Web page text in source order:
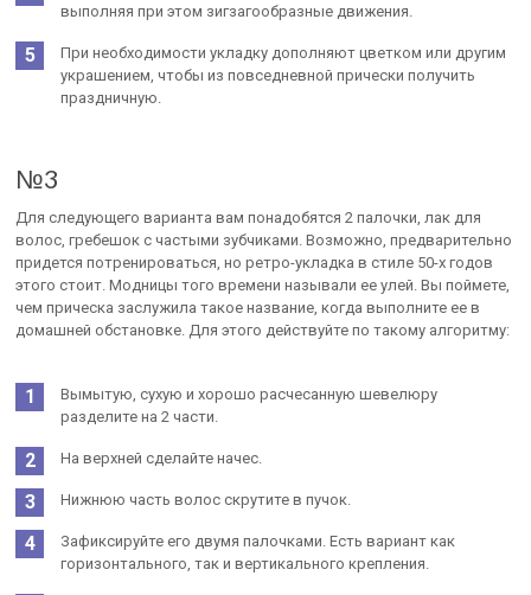
выполняя при этом зигзагообразные движения.
При необходимости укладку дополняют цветком или другим
украшением, чтобы из повседневной прически получить
праздничную.
№3
Для следующего варианта вам понадобятся 2 палочки, лак для
волос, гребешок с частыми зубчиками. Возможно, предварительно
придется потренироваться, но ретро-укладка в стиле 50-х годов
этого стоит. Модницы того времени называли ее улей. Вы поймете,
чем прическа заслужила такое название, когда выполните ее в
домашней обстановке. Для этого действуйте по такому алгоритму:
Вымытую, сухую и хорошо расчесанную шевелюру
разделите на 2 части.
На верхней сделайте начес.
Нижнюю часть волос скрутите в пучок.
Зафиксируйте его двумя палочками. Есть вариант как
горизонтального, так и вертикального крепления.